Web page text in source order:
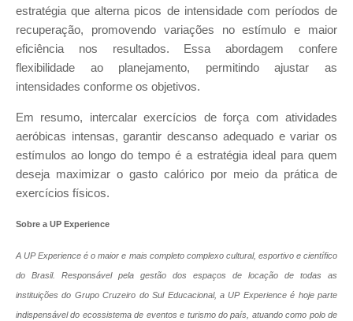
estratégia que alterna picos de intensidade com períodos de
recuperação, promovendo variações no estímulo e maior
eficiência nos resultados. Essa abordagem confere
flexibilidade ao planejamento, permitindo ajustar as
intensidades conforme os objetivos.
Em resumo, intercalar exercícios de força com atividades
aeróbicas intensas, garantir descanso adequado e variar os
estímulos ao longo do tempo é a estratégia ideal para quem
deseja maximizar o gasto calórico por meio da prática de
exercícios físicos.
Sobre a UP Experience
A UP Experience é o maior e mais completo complexo cultural, esportivo e científico
do Brasil. Responsável pela gestão dos espaços de locação de todas as
instituições do Grupo Cruzeiro do Sul Educacional, a UP Experience é hoje parte
indispensável do ecossistema de eventos e turismo do país, atuando como polo de